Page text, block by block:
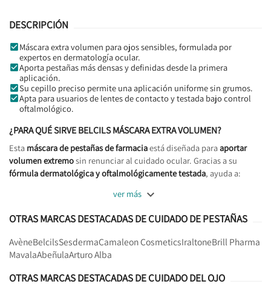
DESCRIPCIÓN
Máscara extra volumen para ojos sensibles, formulada por
expertos en dermatología ocular.
Aporta pestañas más densas y definidas desde la primera
aplicación.
Su cepillo preciso permite una aplicación uniforme sin grumos.
Apta para usuarios de lentes de contacto y testada bajo control
oftalmológico.
¿PARA QUÉ SIRVE BELCILS MÁSCARA EXTRA VOLUMEN?
Esta máscara de pestañas de farmaciaestá diseñada paraaportar
volumen extremosin renunciar al cuidado ocular. Gracias a su
fórmula dermatológica y oftalmológicamente testada, ayuda a:
ver más 
OTRAS MARCAS DESTACADAS DE CUIDADO DE PESTAÑAS
AvèneBelcilsSesdermaCamaleon CosmeticsIraltoneBrill Pharma
MavalaAbeñulaArturo Alba
OTRAS MARCAS DESTACADAS DE CUIDADO DEL OJO